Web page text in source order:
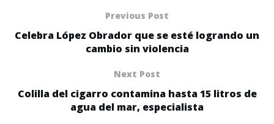
Previous Post
Celebra López Obrador que se esté logrando un
cambio sin violencia
Next Post
Colilla del cigarro contamina hasta 15 litros de
agua del mar, especialista